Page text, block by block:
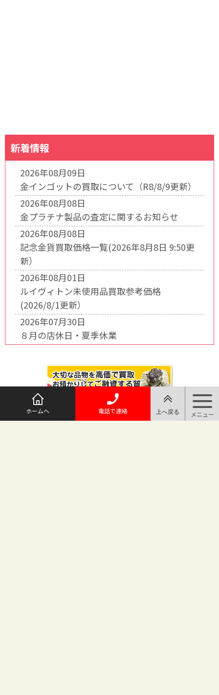
新着情報
2026年08月09日
金インゴットの買取について（R8/8/9更新）
2026年08月08日
金プラチナ製品の査定に関するお知らせ
2026年08月08日
記念金貨買取価格一覧(2026年8月8日 9:50更
新）
2026年08月01日
ルイヴィトン未使用品買取参考価格
(2026/8/1更新）
2026年07月30日
８月の店休日・夏季休業
ホームへ 電話で連絡